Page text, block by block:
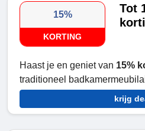
15%
KORTING
Tot
Haast je en geniet van 15%
traditioneel
krijg